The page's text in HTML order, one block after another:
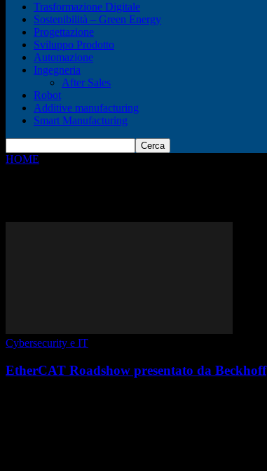
Trasformazione Digitale
Sostenibilità – Green Energy
Progettazione
Sviluppo Prodotto
Automazione
Ingegneria
After Sales
Robot
Additive manufacturing
Smart Manufacturing
HOME
Cybersecurity e IT
EtherCAT Roadshow presentato da Beckhoff